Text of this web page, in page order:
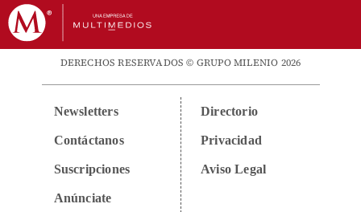
DERECHOS RESERVADOS © GRUPO MILENIO 2026
Newsletters
Contáctanos
Suscripciones
Anúnciate
Directorio
Privacidad
Aviso Legal